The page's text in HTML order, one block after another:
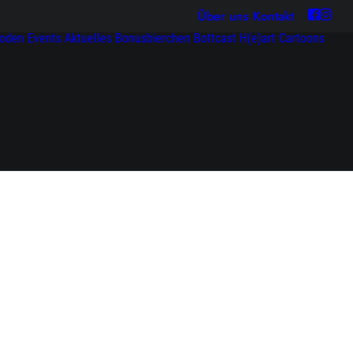
Über uns Kontakt
Events Aktuelles Bonusbierchen Bottcast H(e)art Cartoons